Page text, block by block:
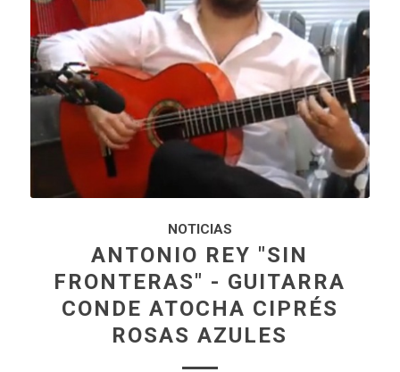
NOTICIAS
ANTONIO REY "SIN
FRONTERAS" - GUITARRA
CONDE ATOCHA CIPRÉS
ROSAS AZULES